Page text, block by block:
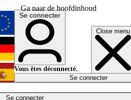
Ga naar de hoofdinhoud
Close menu
Se connecter
English
Deutsch
Español
Se connecter
Vous êtes déconnecté.
Se connecter